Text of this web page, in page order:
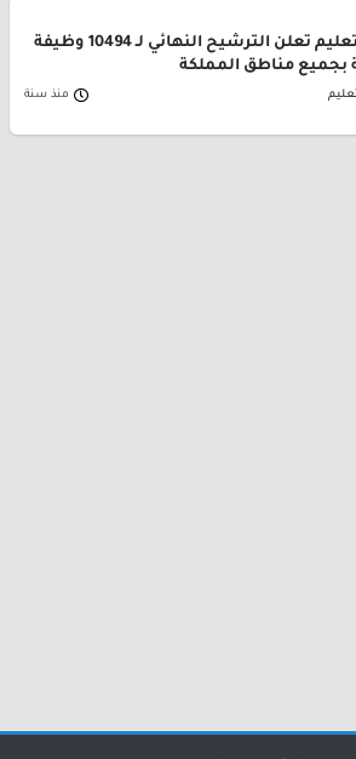
وزارة التعليم تعلن الترشيح النهائي لـ 10494 وظيفة
بجميع مناطق المملكة
منذ سنة